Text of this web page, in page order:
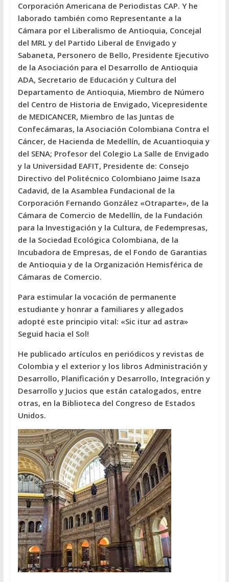
Corporación Americana de Periodistas CAP. Y he
laborado también como Representante a la
Cámara por el Liberalismo de Antioquia, Concejal
del MRL y del Partido Liberal de Envigado y
Sabaneta, Personero de Bello, Presidente Ejecutivo
de la Asociación para el Desarrollo de Antioquia
ADA, Secretario de Educación y Cultura del
Departamento de Antioquia, Miembro de Número
del Centro de Historia de Envigado, Vicepresidente
de MEDICANCER, Miembro de las Juntas de
Confecámaras, la Asociación Colombiana Contra el
Cáncer, de Hacienda de Medellín, de Acuantioquia y
del SENA; Profesor del Colegio La Salle de Envigado
y la Universidad EAFIT, Presidente de: Consejo
Directivo del Politécnico Colombiano Jaime Isaza
Cadavid, de la Asamblea Fundacional de la
Corporación Fernando González «Otraparte», de la
Cámara de Comercio de Medellín, de la Fundación
para la Investigación y la Cultura, de Fedempresas,
de la Sociedad Ecológica Colombiana, de la
Incubadora de Empresas, de el Fondo de Garantias
de Antioquia y de la Organización Hemisférica de
Cámaras de Comercio.
Para estimular la vocación de permanente
estudiante y honrar a familiares y allegados
adopté este principio vital: «Sic itur ad astra»
Seguid hacia el Sol!
He publicado artículos en periódicos y revistas de
Colombia y el exterior y los libros Administración y
Desarrollo, Planificación y Desarrollo, Integración y
Desarrollo y Jucios que están catalogados, entre
otras, en la Biblioteca del Congreso de Estados
Unidos.